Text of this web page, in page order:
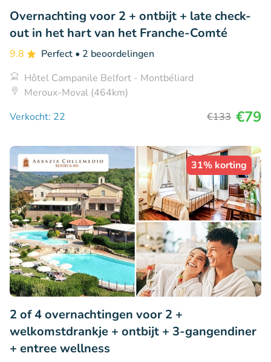
Overnachting voor 2 + ontbijt + late check-
out in het hart van het Franche-Comté
9.8 Perfect • 2 beoordelingen
Hôtel Campanile Belfort - Montbéliard
Meroux-Moval (464km)
Verkocht: 22
€133 €79
31% korting
2 of 4 overnachtingen voor 2 +
welkomstdrankje + ontbijt + 3-gangendiner
+ entree wellness